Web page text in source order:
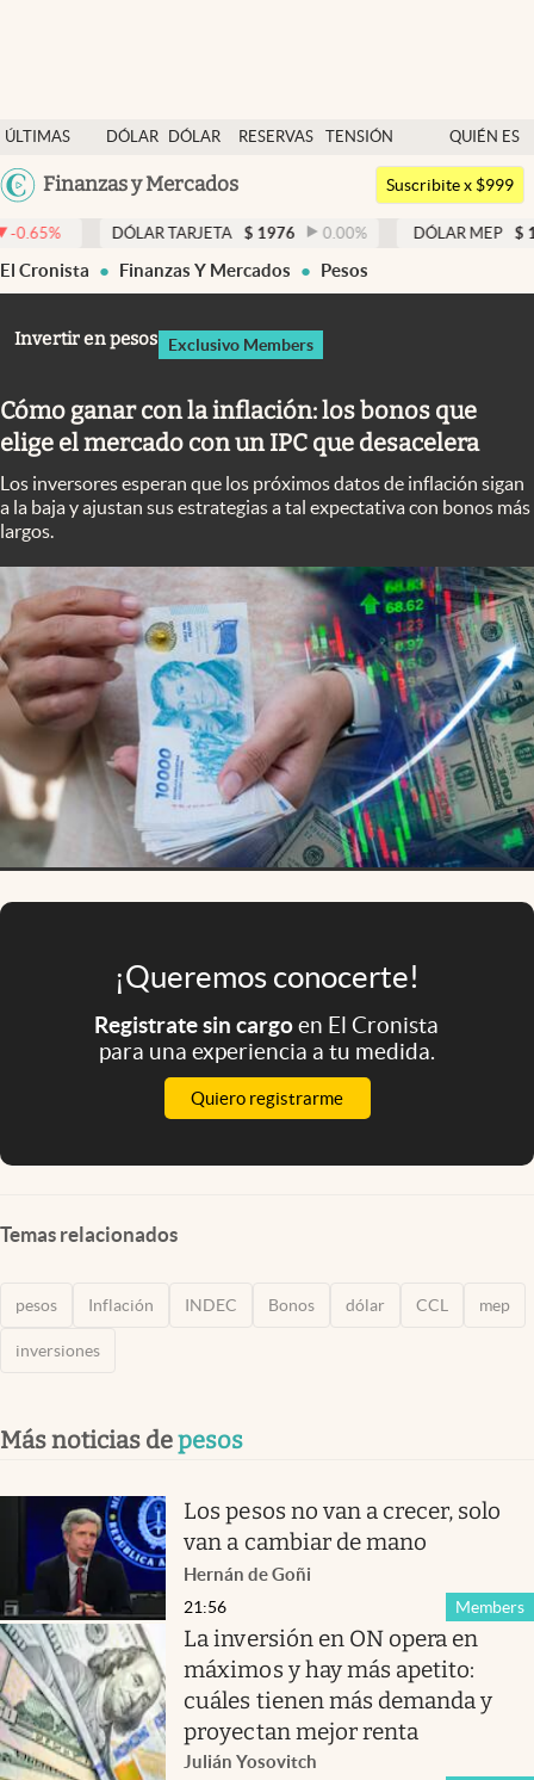
ÚLTIMAS
NOTICIAS
DÓLAR
DÓLAR
RESERVAS
TENSIÓN
GEOPOLÍTICA
QUIÉN ES
QUIÉN
Argentina
Finanzas y Mercados
Dólar
Members
Economía y Política
Finanzas y Mercados
Columnistas
Otras secciones
Apertura
Clase
Clima
Mundial 2026
Eventos Corporativos
El Cronista Studio
Mediakit
abre en nueva pestaña
Suscribite x $999
DÓLAR TARJETA $ 1976 0.00% DÓLAR MEP $ 1521,52
El Cronista Finanzas Y Mercados Pesos
Invertir en pesos Exclusivo Members
Cómo ganar con la inflación: los bonos que
elige el mercado con un IPC que desacelera
Los inversores esperan que los próximos datos de inflación sigan
a la baja y ajustan sus estrategias a tal expectativa con bonos más
largos.
¡Queremos conocerte!
Registrate sin cargoen El Cronista
para una experiencia a tu medida.
Quiero registrarme
Temas relacionados
pesos Inflación INDEC Bonos dólar CCL mep
inversiones
Más noticias depesos
Los pesos no van a crecer, solo
van a cambiar de mano
Hernán de Goñi
Members
21:56
La inversión en ON opera en
máximos y hay más apetito:
cuáles tienen más demanda y
proyectan mejor renta
Julián Yosovitch